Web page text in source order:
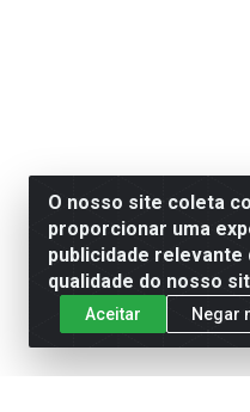
O nosso site coleta
proporcionar uma
publicidade
qualidade do nosso
Aceitar Negar